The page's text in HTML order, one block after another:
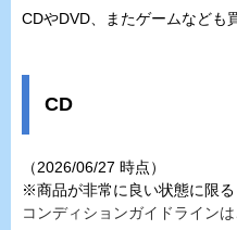
CDやDVD、またゲームなども
CD
（2026/06/27 時点）
※商品が非常に良い状態に限る
コンディションガイドラインは